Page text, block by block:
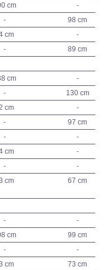
cm
-
-
98 cm
cm
-
-
89 cm
cm
-
-
130 cm
cm
-
-
97 cm
-
-
cm
-
-
-
cm 67 cm
-
-
cm
99 cm
-
-
cm
73 cm